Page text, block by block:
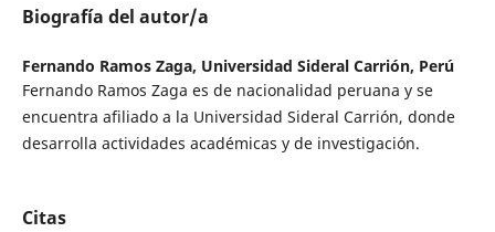
Biografía del autor/a
Fernando Ramos Zaga, Universidad Sideral Carrión, Perú
Fernando Ramos Zaga es de nacionalidad peruana y se
encuentra afiliado a la Universidad Sideral Carrión, donde
desarrolla actividades académicas y de investigación.
Citas